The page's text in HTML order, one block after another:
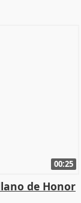
00:25
de Honor